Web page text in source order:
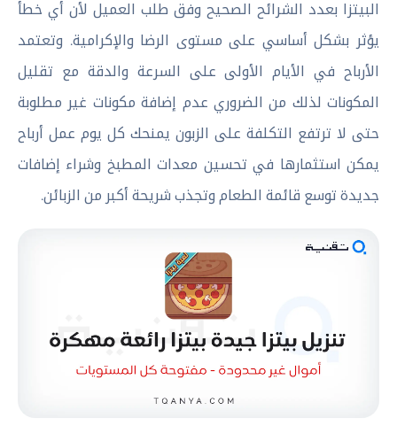
البيتزا بعدد الشرائح الصحيح وفق طلب العميل لأن أي خطأ
يؤثر بشكل أساسي على مستوى الرضا والإكرامية. وتعتمد
الأرباح في الأيام الأولى على السرعة والدقة مع تقليل
المكونات لذلك من الضروري عدم إضافة مكونات غير مطلوبة
حتى لا ترتفع التكلفة على الزبون يمنحك كل يوم عمل أرباح
يمكن استثمارها في تحسين معدات المطبخ وشراء إضافات
جديدة توسع قائمة الطعام وتجذب شريحة أكبر من الزبائن.